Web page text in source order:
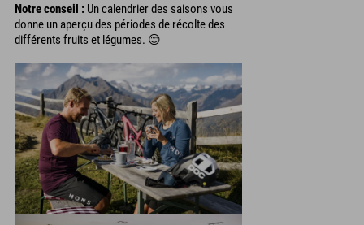
Notre conseil : Un calendrier des saisons vous
donne un aperçu des périodes de récolte des
différents fruits et légumes. 😊